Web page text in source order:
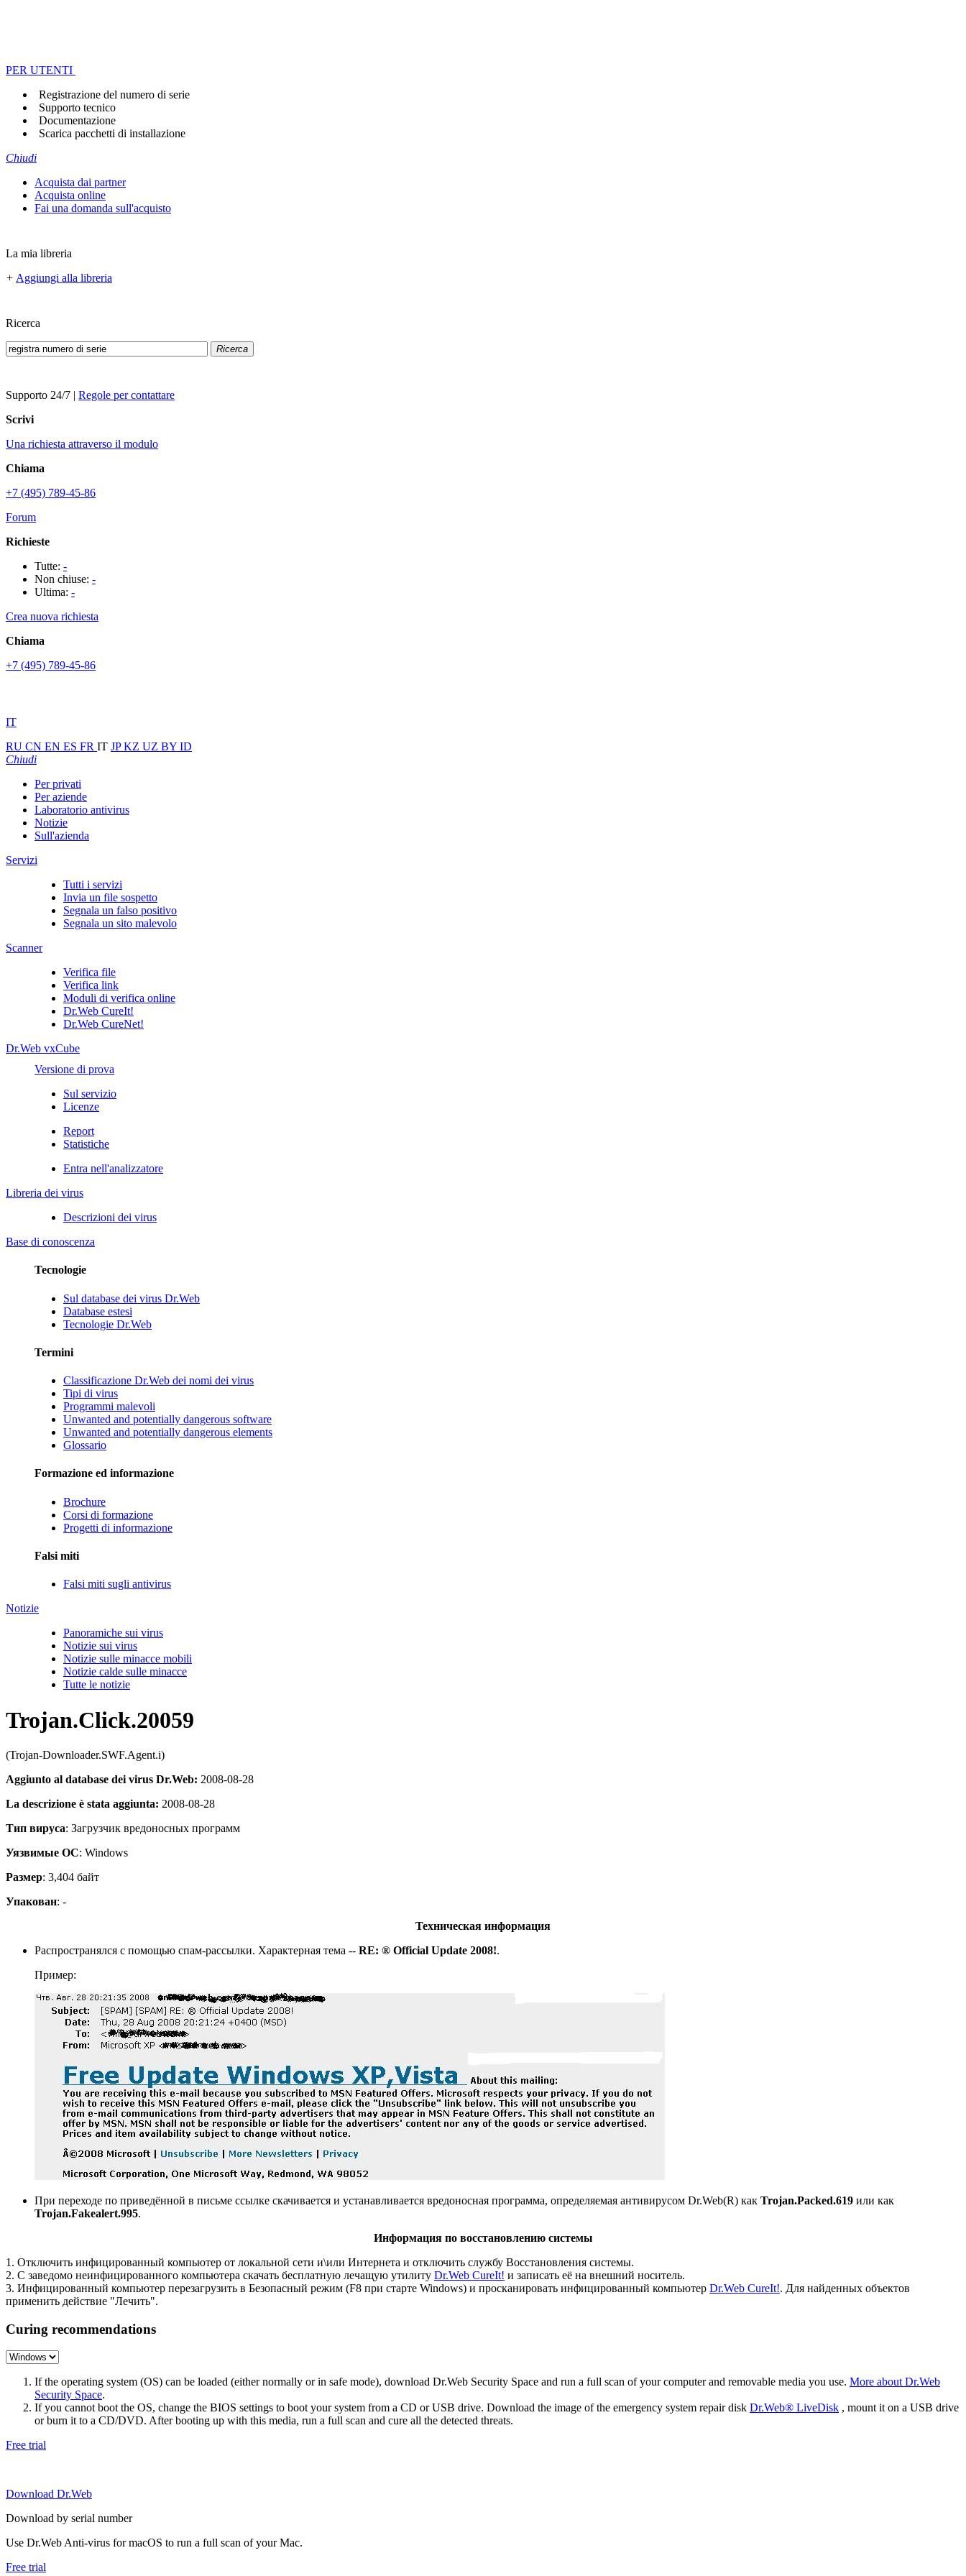
PER UTENTI
Registrazione del numero di serie
Supporto tecnico
Documentazione
Scarica pacchetti di installazione
Chiudi
Acquista dai partner
Acquista online
Fai una domanda sull'acquisto
La mia libreria
+ Aggiungi alla libreria
Ricerca
Ricerca
Supporto 24/7 | Regole per contattare
Scrivi
Una richiesta attraverso il modulo
Chiama
+7 (495) 789-45-86
Forum
Richieste
Tutte: -
Non chiuse: -
Ultima: -
Crea nuova richiesta
Chiama
+7 (495) 789-45-86
IT
RU CN EN ES FR IT JPKZ UZ BY ID
Chiudi
Per privati
Per aziende
Laboratorio antivirus
Notizie
Sull'azienda
Servizi
Tutti i servizi
Invia un file sospetto
Segnala un falso positivo
Segnala un sito malevolo
Scanner
Verifica file
Verifica link
Moduli di verifica online
Dr.Web CureIt!
Dr.Web CureNet!
Dr.Web vxCube
Versione di prova
Sul servizio
Licenze
Report
Statistiche
Entra nell'analizzatore
Libreria dei virus
Descrizioni dei virus
Base di conoscenza
Tecnologie
Sul database dei virus Dr.Web
Database estesi
Tecnologie Dr.Web
Termini
Classificazione Dr.Web dei nomi dei virus
Tipi di virus
Programmi malevoli
Unwanted and potentially dangerous software
Unwanted and potentially dangerous elements
Glossario
Formazione ed informazione
Brochure
Corsi di formazione
Progetti di informazione
Falsi miti
Falsi miti sugli antivirus
Notizie
Panoramiche sui virus
Notizie sui virus
Notizie sulle minacce mobili
Notizie calde sulle minacce
Tutte le notizie
Trojan.Click.20059
(Trojan-Downloader.SWF.Agent.i)
Aggiunto al database dei virus Dr.Web: 2008-08-28
La descrizione è stata aggiunta: 2008-08-28
Тип вируса: Загрузчик вредоносных программ
Уязвимые ОС: Windows
Размер: 3,404 байт
Упакован: -
Техническая информация
Распространялся с помощью спам-рассылки. Характерная тема -- RE: ® Official Update 2008!.
Пример:
При переходе по приведённой в письме ссылке скачивается и устанавливается вредоносная программа, определяемая антивирусом Dr.Web(R) как Trojan.Packed.619 или как
Trojan.Fakealert.995.
Информация по восстановлению системы
1. Отключить инфицированный компьютер от локальной сети и\или Интернета и отключить службу Восстановления системы.
2. С заведомо неинфицированного компьютера скачать бесплатную лечащую утилиту Dr.Web CureIt! и записать её на внешний носитель.
3. Инфицированный компьютер перезагрузить в Безопасный режим (F8 при старте Windows) и просканировать инфицированный компьютер Dr.Web CureIt!. Для найденных объектов
применить действие "Лечить".
Curing recommendations
If the operating system (OS) can be loaded (either normally or in safe mode), download Dr.Web Security Space and run a full scan of your computer and removable media you use. More about Dr.Web
Security Space.
If you cannot boot the OS, change the BIOS settings to boot your system from a CD or USB drive. Download the image of the emergency system repair disk Dr.Web® LiveDisk , mount it on a USB drive
or burn it to a CD/DVD. After booting up with this media, run a full scan and cure all the detected threats.
Free trial
Download Dr.Web
Download by serial number
Use Dr.Web Anti-virus for macOS to run a full scan of your Mac.
Free trial